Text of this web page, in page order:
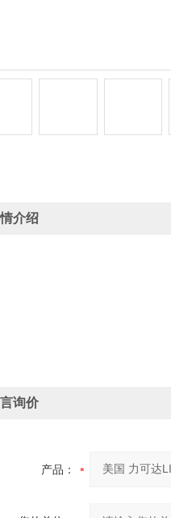
介绍
询价
产品：